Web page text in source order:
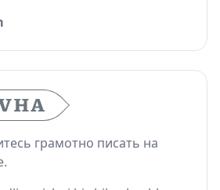
грамотно писать на